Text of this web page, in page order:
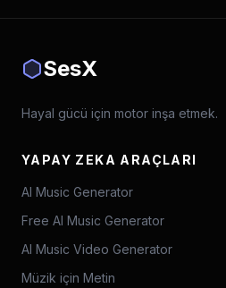
SesX
Hayal gücü için motor inşa etmek.
YAPAY ZEKA ARAÇLARI
AI Music Generator
Free AI Music Generator
AI Music Video Generator
Müzik için Metin